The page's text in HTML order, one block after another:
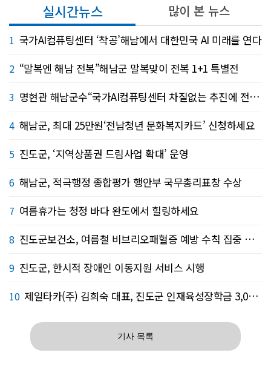
실시간뉴스 많이 본 뉴스
1 국가AI컴퓨팅센터 ‘착공’해남에서 대한민국 AI 미래를 연다
2 “말복엔 해남 전복”해남군 말복맞이 전복 1+1 특별전
3 명현관 해남군수“국가AI컴퓨팅센터 차질없는 추진에 전력 지원”
4 해남군, 최대 25만원‘전남청년 문화복지카드’ 신청하세요
5 진도군, ‘지역상품권 드림사업 확대’ 운영
6 해남군, 적극행정 종합평가 행안부 국무총리표창 수상
7 여름휴가는 청정 바다 완도에서 힐링하세요
8 진도군보건소, 여름철 비브리오패혈증 예방 수칙 집중 홍보
9 진도군, 한시적 장애인 이동지원 서비스 시행
10 제일타카(주) 김희숙 대표, 진도군 인재육성장학금 3,000만원 기탁
기사 목록